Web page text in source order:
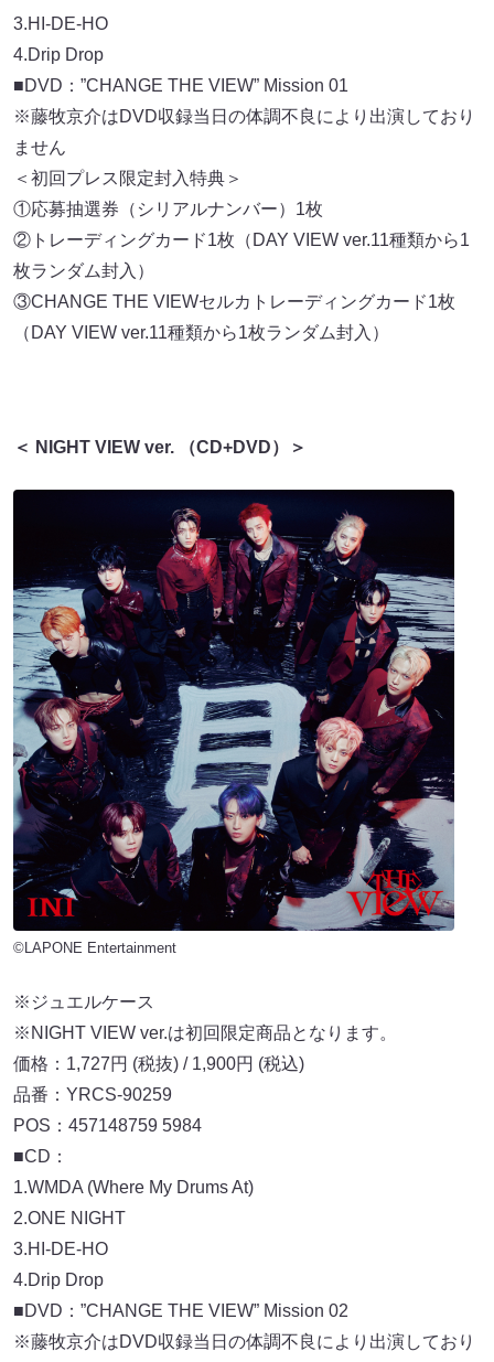
3.HI-DE-HO
4.Drip Drop
■DVD：”CHANGE THE VIEW” Mission 01
※藤牧京介はDVD収録当日の体調不良により出演しており
ません
＜初回プレス限定封入特典＞
①応募抽選券（シリアルナンバー）1枚
②トレーディングカード1枚（DAY VIEW ver.11種類から1
枚ランダム封入）
③CHANGE THE VIEWセルカトレーディングカード1枚
（DAY VIEW ver.11種類から1枚ランダム封入）
＜ NIGHT VIEW ver. （CD+DVD）＞
©LAPONE Entertainment
※ジュエルケース
※NIGHT VIEW ver.は初回限定商品となります。
価格：1,727円 (税抜) / 1,900円 (税込)
品番：YRCS-90259
POS：457148759 5984
■CD：
1.WMDA (Where My Drums At)
2.ONE NIGHT
3.HI-DE-HO
4.Drip Drop
■DVD：”CHANGE THE VIEW” Mission 02
※藤牧京介はDVD収録当日の体調不良により出演しており